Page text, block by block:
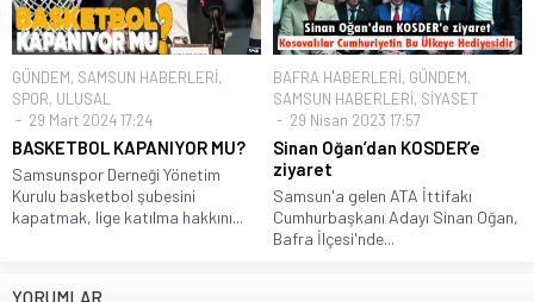
GÜNDEM, SAMSUN HABERLERİ,
SPOR, ULUSAL
29 Mart 2024 17:24
BASKETBOL KAPANIYOR MU?
Samsunspor Derneği Yönetim
Kurulu basketbol şubesini
kapatmak, lige katılma hakkını...
BAFRA HABERLERİ, GÜNDEM,
SAMSUN HABERLERİ, SİYASET
29 Nisan 2023 17:57
Sinan Oğan’dan KOSDER’e
ziyaret
Samsun'a gelen ATA İttifakı
Cumhurbaşkanı Adayı Sinan Oğan,
Bafra İlçesi'nde...
YORUMLAR